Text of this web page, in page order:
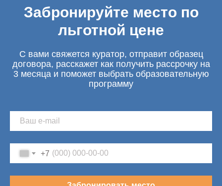
Забронируйте место по
льготной цене
С вами свяжется куратор, отправит образец
договора, расскажет как получить рассрочку на
3 месяца и поможет выбрать образовательную
программу
+7